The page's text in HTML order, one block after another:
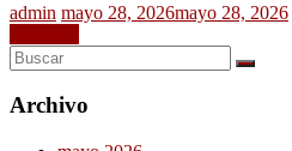
admin mayo 28, 2026mayo 28, 2026
Archivo